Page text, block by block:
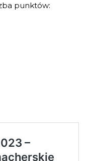
punktów: